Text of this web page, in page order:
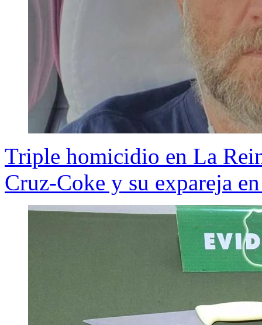
Triple homicidio en La
Cruz-Coke y su expareja